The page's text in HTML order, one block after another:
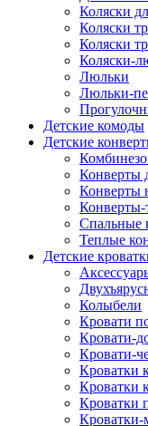
Коляски
Коляски
Коляски
Коляски-
Люльки
Люльки-
Детские комоды
Детские
Конверты
Конверты
Спальные
Теплые
Детские
Колыбели
Кровати
Кровати-
Кровати-
Кроватки
Кроватки
Кроватки